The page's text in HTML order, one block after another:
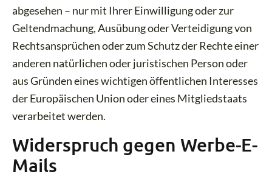
abgesehen – nur mit Ihrer Einwilligung oder zur
Geltendmachung, Ausübung oder Verteidigung von
Rechtsansprüchen oder zum Schutz der Rechte einer
anderen natürlichen oder juristischen Person oder
aus Gründen eines wichtigen öffentlichen Interesses
der Europäischen Union oder eines Mitgliedstaats
verarbeitet werden.
Widerspruch gegen Werbe-E-
Mails